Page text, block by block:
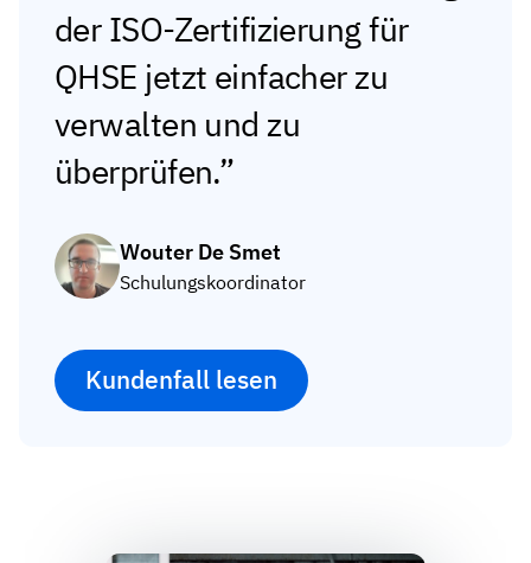
der ISO-Zertifizierung für
QHSE jetzt einfacher zu
verwalten und zu
überprüfen.
Wouter De Smet
Schulungskoordinator
Kundenfall lesen